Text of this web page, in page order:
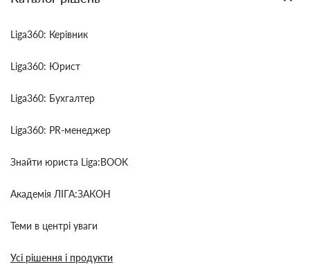
Liga360: Керівник
Liga360: Юрист
Liga360: Бухгалтер
Liga360: PR-менеджер
Знайти юриста Liga:BOOK
Академія ЛІГА:ЗАКОН
Теми в центрі уваги
Усі рішення і продукти